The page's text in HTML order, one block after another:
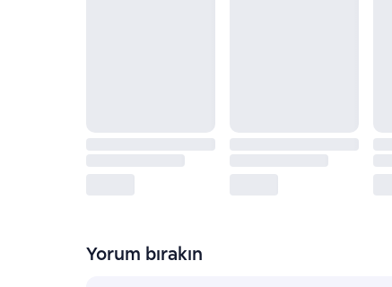
Yorum bırakın